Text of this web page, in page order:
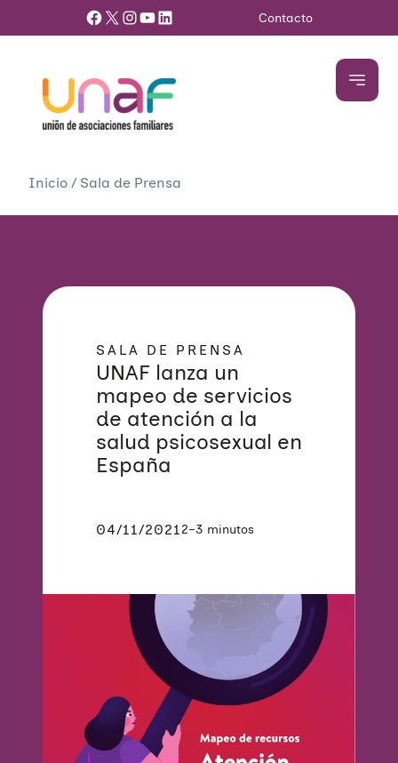
Facebook X InstagramYouTube LinkedIn Contacto
Inicio / Sala de Prensa
SALA DE PRENSA
UNAF lanza un
mapeo de servicios
de atención a la
salud psicosexual en
España
04/11/20212–3 minutos